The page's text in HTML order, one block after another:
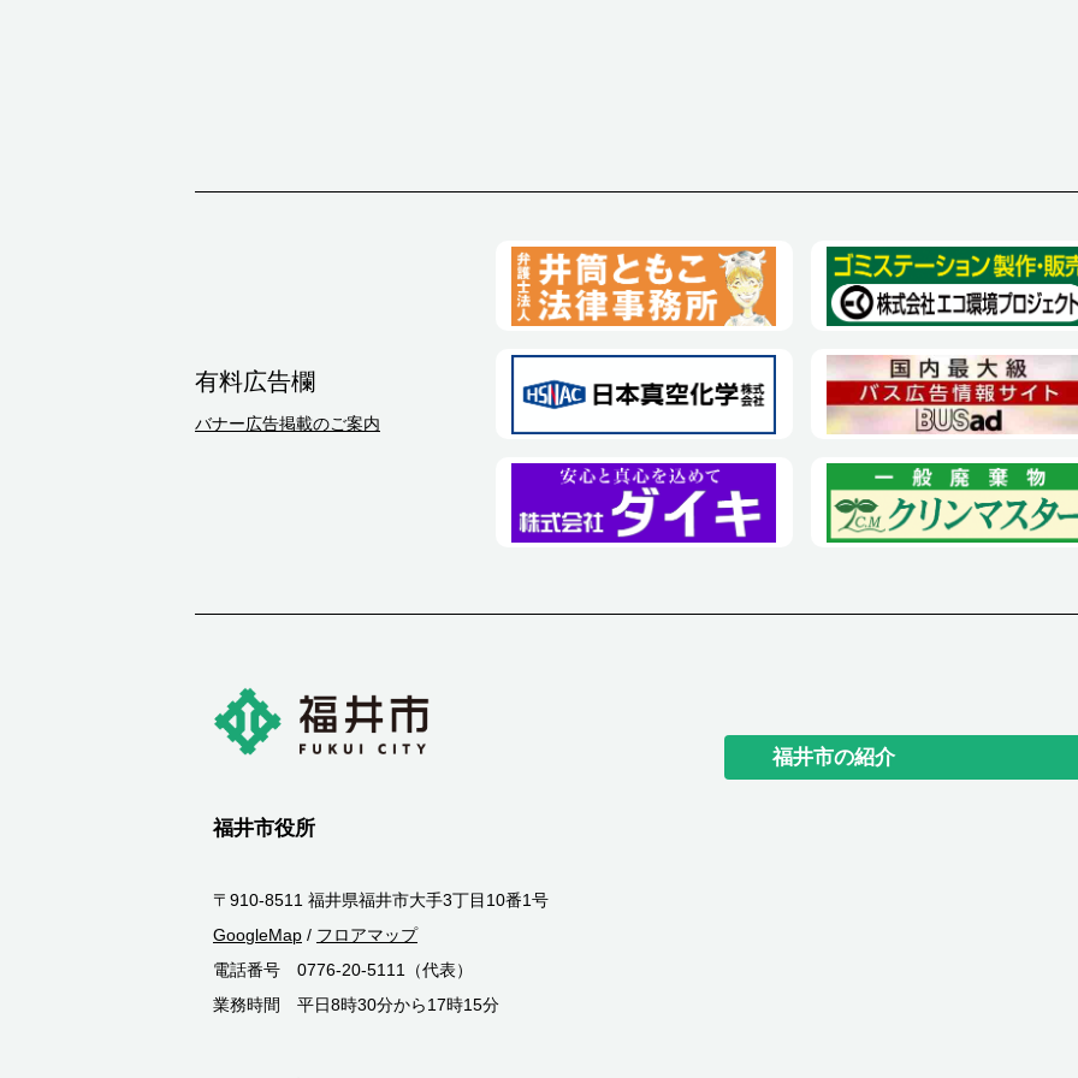
有料広告欄
バナー広告掲載のご案内
福井市役所
〒910-8511 福井県福井市大手3丁目10番1号
GoogleMap / フロアマップ
電話番号 0776-20-5111（代表）
業務時間 平日8時30分から17時15分
福井市の紹介